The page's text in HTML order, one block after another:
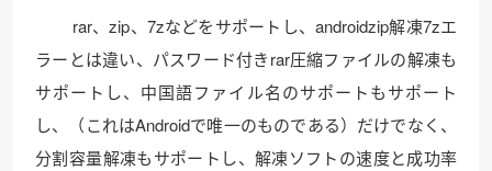
rar、zip、7zなどをサポートし、androidzip解凍7zエ
ラーとは違い、パスワード付きrar圧縮ファイルの解凍も
サポートし、中国語ファイル名のサポートもサポート
し、（これはAndroidで唯一のものである）だけでなく、
分割容量解凍もサポートし、解凍ソフトの速度と成功率